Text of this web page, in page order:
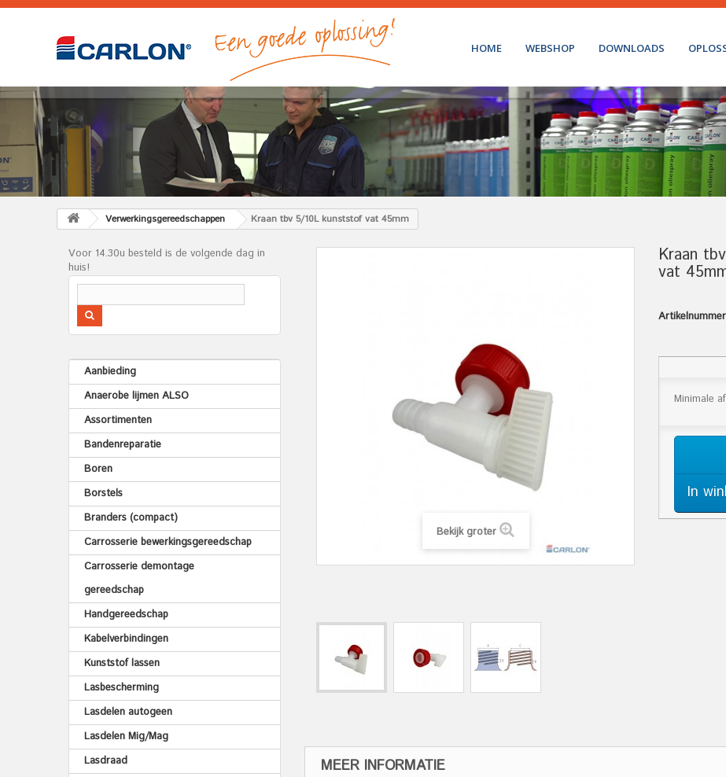
HOME WEBSHOP DOWNLOADS
Verwerkingsgereedschappen Kraan tbv 5/10L kunststof vat 45mm
Voor 14.30u besteld is de volgende dag in
huis!
Aanbieding
Anaerobe lijmen ALSO
Assortimenten
Bandenreparatie
Boren
Borstels
Branders (compact)
Carrosserie bewerkingsgereedschap
Carrosserie demontage
gereedschap
Handgereedschap
Kabelverbindingen
Kunststof lassen
Lasbescherming
Lasdelen autogeen
Lasdelen Mig/Mag
Lasdraad
Bekijk groter
Kraan
vat
Minimale
In
MEER INFORMATIE